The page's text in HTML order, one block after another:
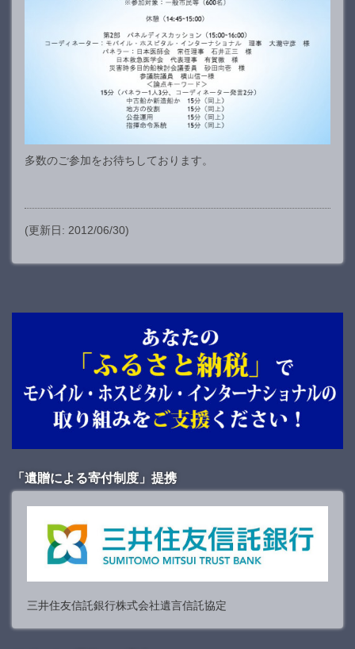
多数のご参加をお待ちしております。
(更新日: 2012/06/30)
「遺贈による寄付制度」提携
三井住友信託銀行株式会社遺言信託協定